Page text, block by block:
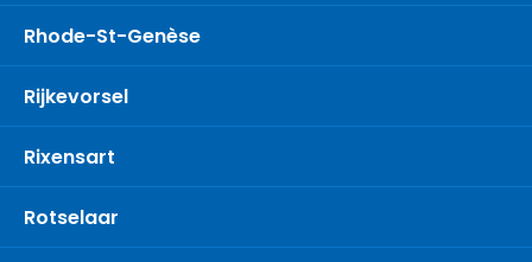
Rhode-St-Genèse
Rijkevorsel
Rixensart
Rotselaar